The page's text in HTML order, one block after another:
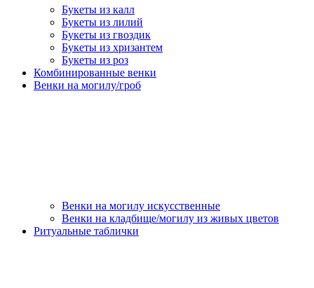
Букеты из калл
Букеты из лилий
Букеты из гвоздик
Букеты из хризантем
Букеты из роз
Комбинированные венки
Венки на могилу/гроб
Венки на могилу искусственные
Венки на кладбище/могилу из живых цветов
Ритуальные таблички